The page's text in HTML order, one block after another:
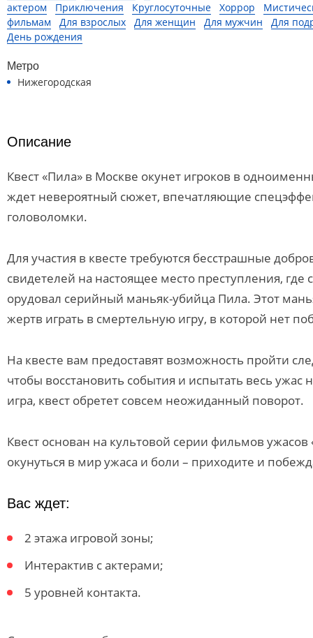
актером
Приключения Круглосуточные Хоррор
фильмам
Для взрослых Для женщин Для мужчин
Для
День рождения
Метро
Нижегородская
Описание
Квест «Пила» в Москве окунет игроков в
ждет невероятный сюжет, впечатляющие
головоломки.
Для участия в квесте требуются бесстрашные
свидетелей на настоящее место преступления, где
орудовал серийный маньяк-убийца Пила. Этот
жертв играть в смертельную игру, в которой нет
На квесте вам предоставят возможность пройти
чтобы восстановить события и испытать весь ужас
игра, квест обретет совсем неожиданный поворот.
Квест основан на культовой серии фильмов ужасов
окунуться в мир ужаса и боли – приходите и
Вас ждет:
2 этажа игровой зоны;
Интерактив с актерами;
5 уровней контакта.